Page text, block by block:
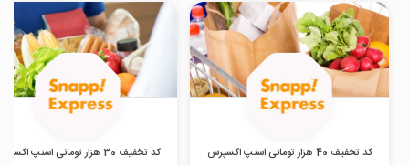
کد تخفیف 40 هزار تومانی اسنپ اکسپرس کد تخفیف 30 هزار تومانی اسنپ اکسپرس